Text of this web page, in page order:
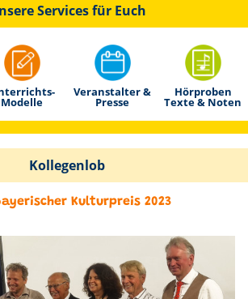
Services für Euch
Modelle
Veranstalter &
Presse
Hörproben
Texte & Noten
Kollegenlob
Kulturpreis 2023